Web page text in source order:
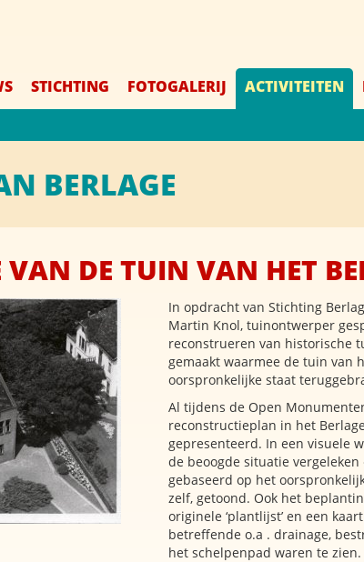
STICHTING FOTOGALERIJ ACTIVITEITEN
BERLAGE
VAN DE TUIN VAN HET
In opdracht van Stichting
Martin Knol, tuinontwerper
reconstrueren van historische
gemaakt waarmee de tuin van
oorspronkelijke staat
Al tijdens de Open
reconstructieplan in het
gepresenteerd. In een visuele
de beoogde situatie
gebaseerd op het
zelf, getoond. Ook het
originele ‘plantlijst’ en een
betreffende o.a . drainage,
het schelpenpad waren te zien.